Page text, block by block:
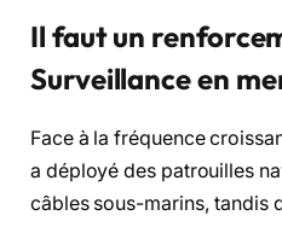
Il faut un
Surveillance en
Face à la fréquence
a déployé des patrouilles
câbles sous-marins, tandis